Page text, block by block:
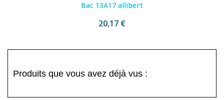
Bac 13A17 allibert
20,17 €
Produits que vous avez déjà vus :